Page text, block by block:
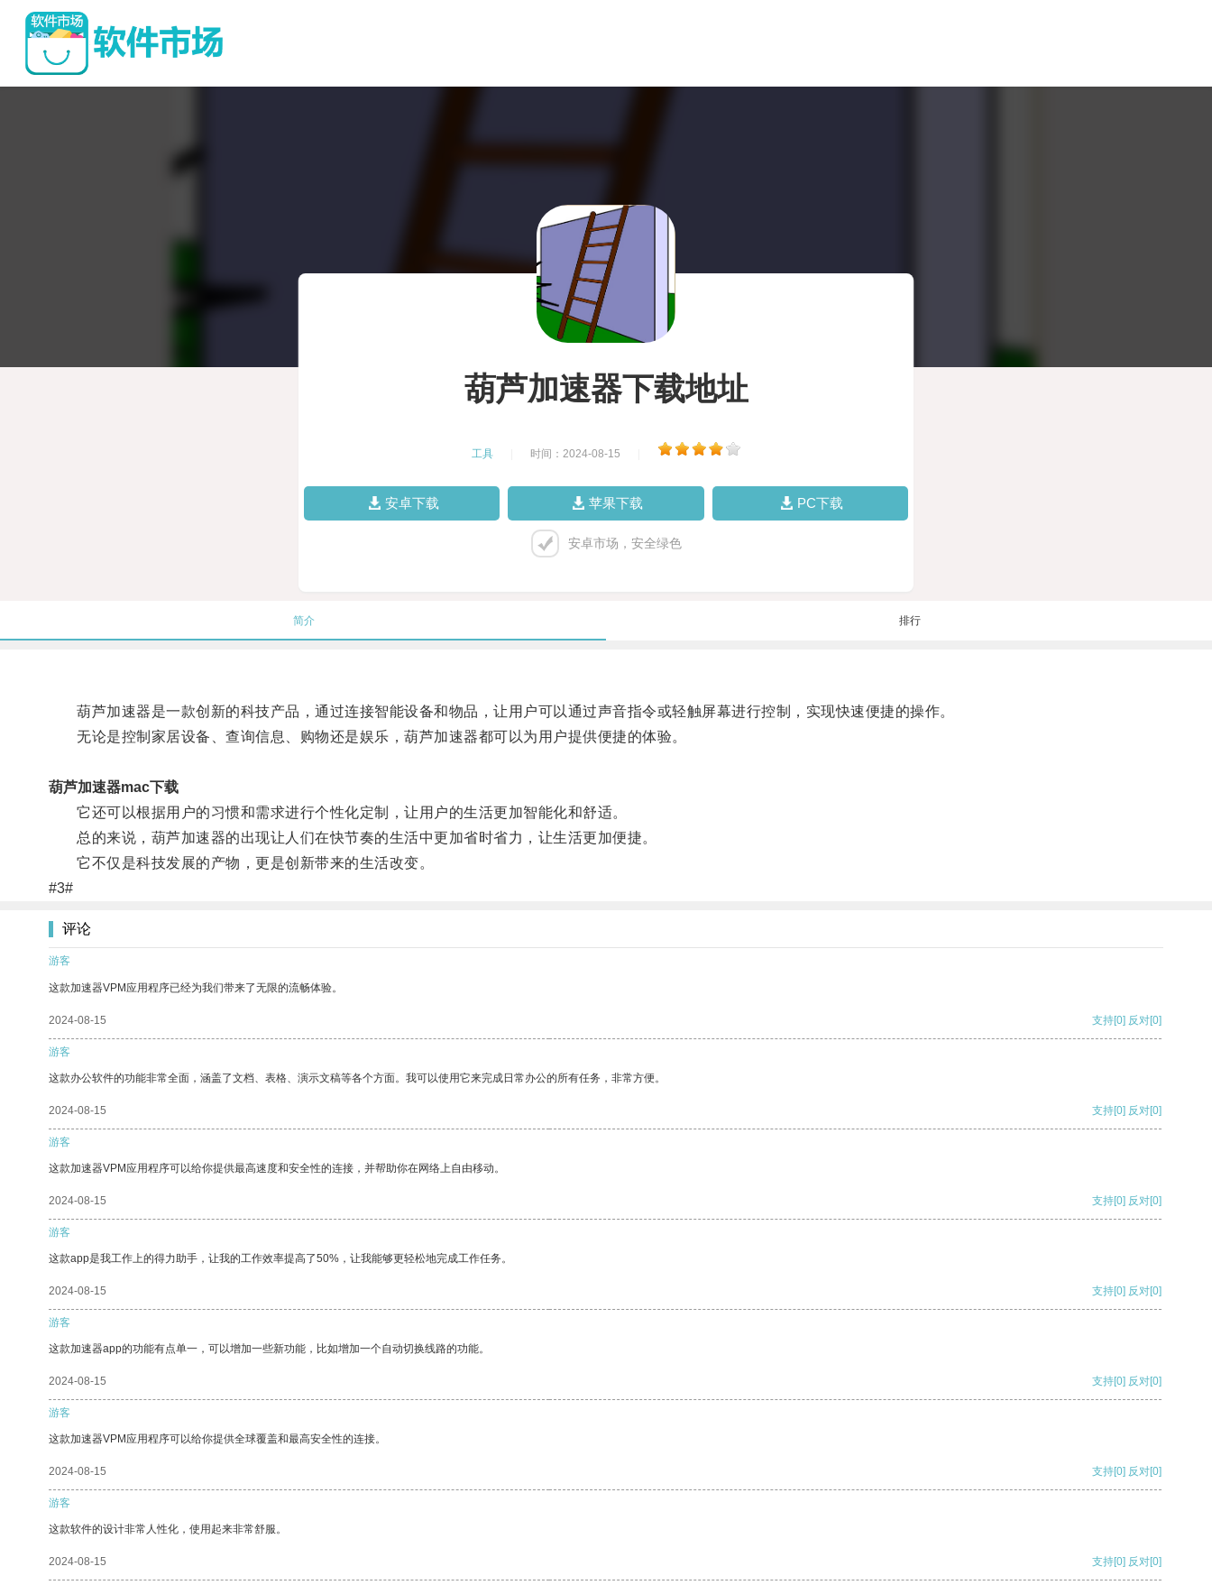
葫芦加速器下载地址
工具 时间：2024-08-15
安卓下载 苹果下载 PC下载
安卓市场，安全绿色
简介 排行
葫芦加速器是一款创新的科技产品，通过连接智能设备和物品，让用户可以通过声音指令或轻触屏幕进行控制，实现快速便捷的操作。
无论是控制家居设备、查询信息、购物还是娱乐，葫芦加速器都可以为用户提供便捷的体验。
葫芦加速器mac下载
它还可以根据用户的习惯和需求进行个性化定制，让用户的生活更加智能化和舒适。
总的来说，葫芦加速器的出现让人们在快节奏的生活中更加省时省力，让生活更加便捷。
它不仅是科技发展的产物，更是创新带来的生活改变。
#3#
评论
游客
这款加速器VPM应用程序已经为我们带来了无限的流畅体验。
2024-08-15 支持[0] 反对[0]
游客
这款办公软件的功能非常全面，涵盖了文档、表格、演示文稿等各个方面。我可以使用它来完成日常办公的所有任务，非常方便。
2024-08-15 支持[0] 反对[0]
游客
这款加速器VPM应用程序可以给你提供最高速度和安全性的连接，并帮助你在网络上自由移动。
2024-08-15 支持[0] 反对[0]
游客
这款app是我工作上的得力助手，让我的工作效率提高了50%，让我能够更轻松地完成工作任务。
2024-08-15 支持[0] 反对[0]
游客
这款加速器app的功能有点单一，可以增加一些新功能，比如增加一个自动切换线路的功能。
2024-08-15 支持[0] 反对[0]
游客
这款加速器VPM应用程序可以给你提供全球覆盖和最高安全性的连接。
2024-08-15 支持[0] 反对[0]
游客
这款软件的设计非常人性化，使用起来非常舒服。
2024-08-15 支持[0] 反对[0]